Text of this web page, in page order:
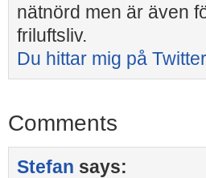
nätnörd men är även
friluftsliv.
Du hittar mig på
Comments
Stefan says: